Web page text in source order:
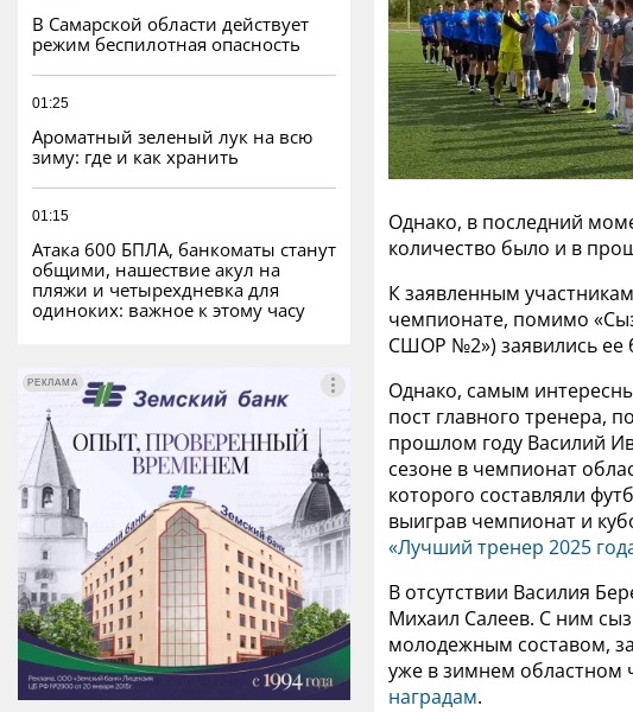
В Самарской области действует
режим беспилотная опасность
01:25
Ароматный зеленый лук на всю
зиму: где и как хранить
01:15
Атака 600 БПЛА, банкоматы станут
общими, нашествие акул на
пляжи и четырехдневка для
одиноких: важное к этому часу
РЕКЛАМА
РЕКЛАМА
Однако, в последний
количество было и в
К заявленным
чемпионате, помимо
СШОР №2») заявились
Однако, самым
пост главного тренера,
прошлом году Василий
сезоне в чемпионат
которого составляли
выиграв чемпионат и
«Лучший тренер 2025
В отсутствии Василия
Михаил Салеев. С ним
молодежным составом,
уже в зимнем областном
наградам.